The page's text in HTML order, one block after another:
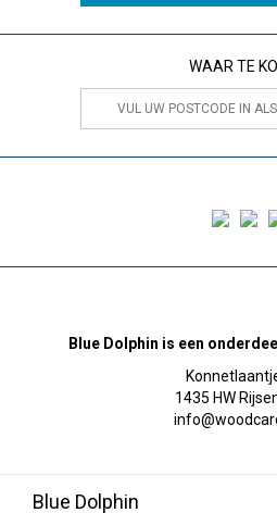
WAAR TE
Blue Dolphin is een
1435 HW
Blue Dolphin